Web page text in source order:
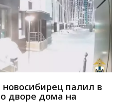
новосибирец палил в
дворе дома на